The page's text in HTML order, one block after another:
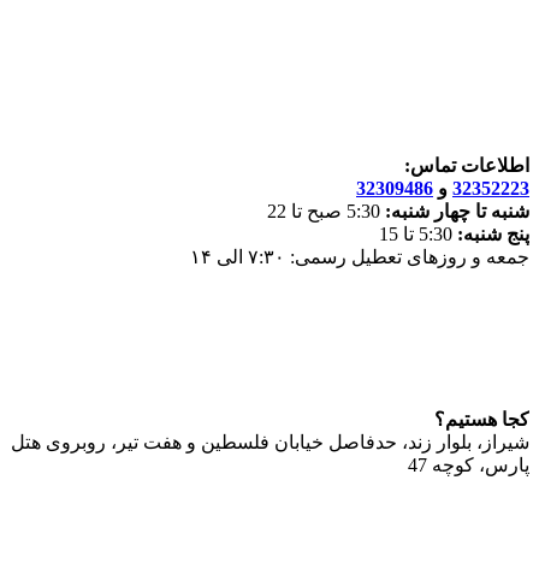
اطلاعات تماس:
32352223 و 32309486
شنبه تا چهار شنبه:
پنج شنبه:
جمعه و روزهای تعطیل رسمی: ۷:۳۰ الی ۱۴
کجا هستیم؟
شیراز، بلوار زند، حدفاصل خیابان فلسطین و هفت تیر، روبروی هتل
پارس، کوچه 47